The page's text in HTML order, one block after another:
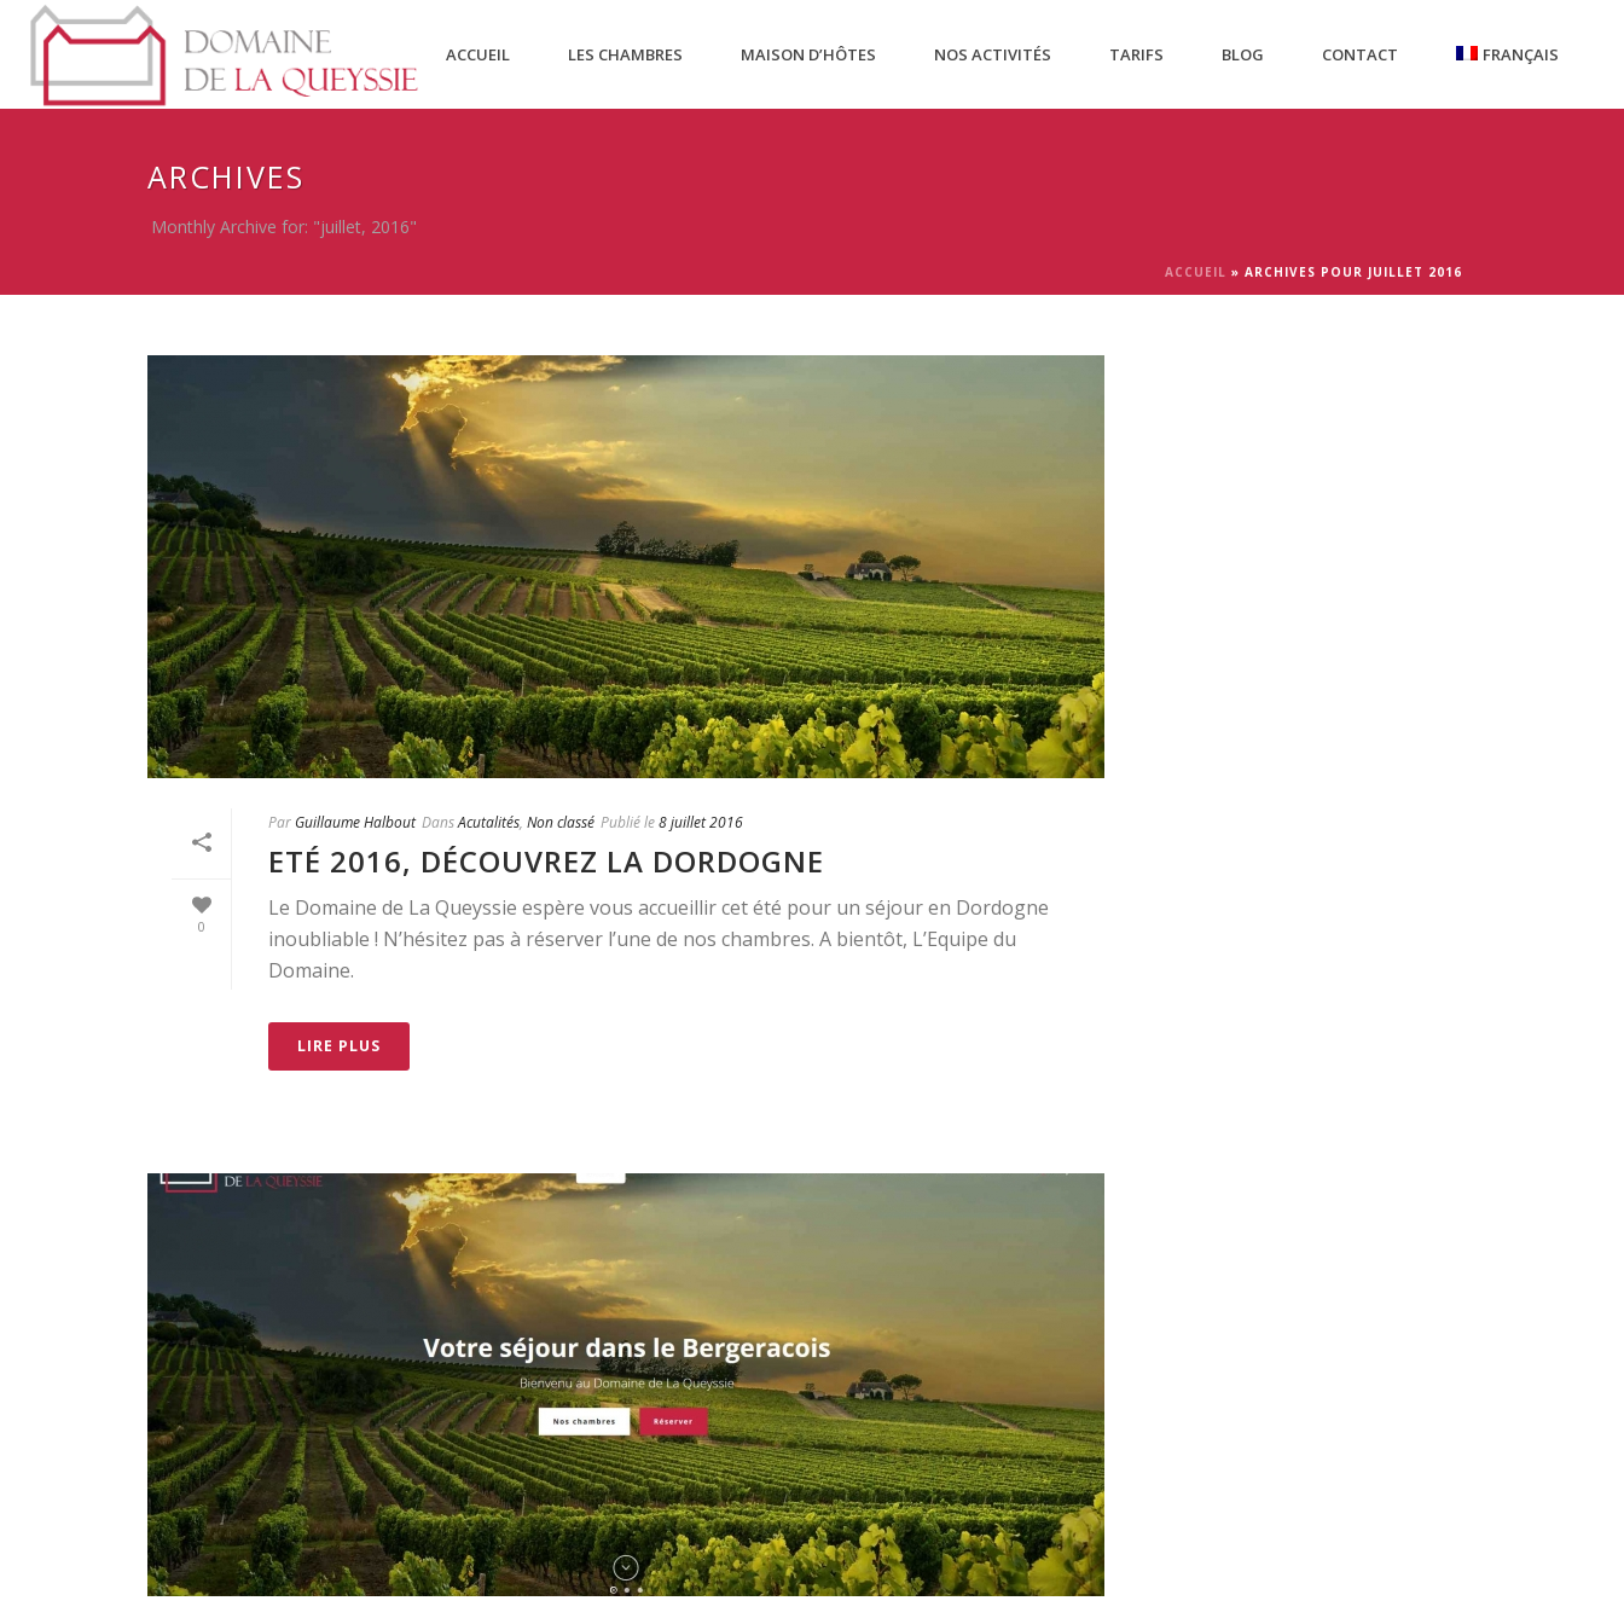
ACCUEIL LES CHAMBRES MAISON D’HÔTES NOS ACTIVITÉS TARIFS BLOG CONTACT FRANÇAIS
ARCHIVES
Monthly Archive for: "juillet, 2016"
ACCUEIL » ARCHIVES POUR JUILLET 2016
0
Par Guillaume Halbout DansAcutalités, Non classé Publié le8 juillet 2016
ETÉ 2016, DÉCOUVREZ LA DORDOGNE
Le Domaine de La Queyssie espère vous accueillir cet été pour un séjour en Dordogne
inoubliable ! N’hésitez pas à réserver l’une de nos chambres. A bientôt, L’Equipe du
Domaine.
LIRE PLUS